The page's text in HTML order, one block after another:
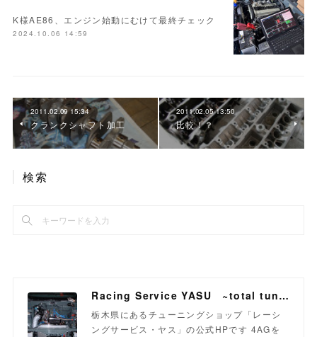
K様AE86、エンジン始動にむけて最終チェック
2024.10.06 14:59
2011.02.09 15:34
クランクシャフト加工
2011.02.05 13:50
比較！？
検索
Racing Service YASU ~total tuning proshop~
栃木県にあるチューニングショップ「レーシ
ングサービス・ヤス」の公式HPです 4AGを